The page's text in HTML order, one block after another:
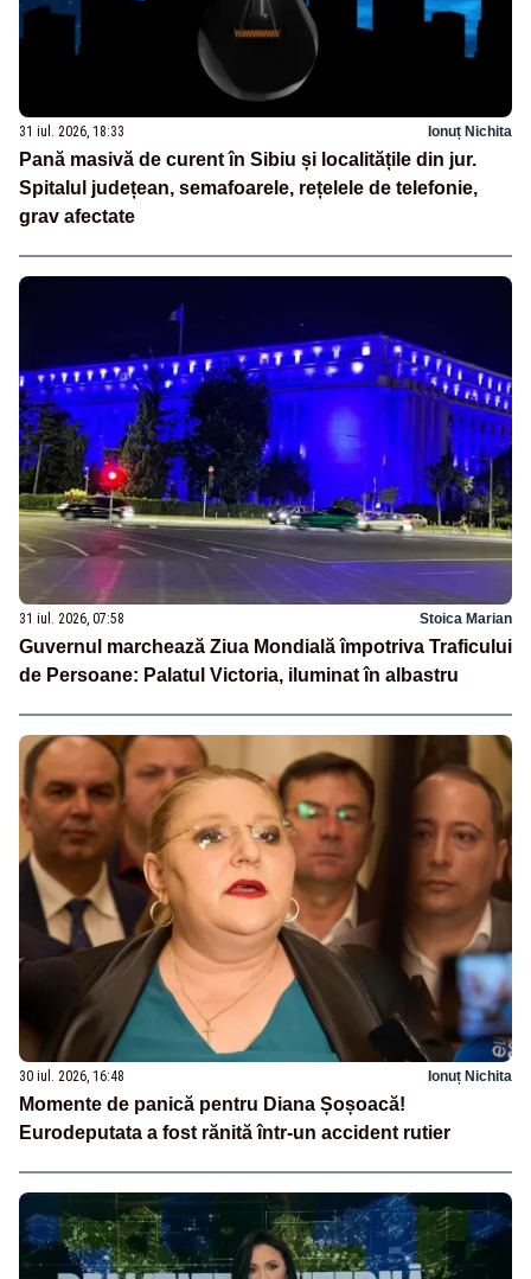
31 iul. 2026, 18:33 Ionuț Nichita
Pană masivă de curent în Sibiu și localitățile din jur.
Spitalul județean, semafoarele, rețelele de telefonie,
grav afectate
31 iul. 2026, 07:58 Stoica Marian
Guvernul marchează Ziua Mondială împotriva Traficului
de Persoane: Palatul Victoria, iluminat în albastru
30 iul. 2026, 16:48 Ionuț Nichita
Momente de panică pentru Diana Șoșoacă!
Eurodeputata a fost rănită într-un accident rutier